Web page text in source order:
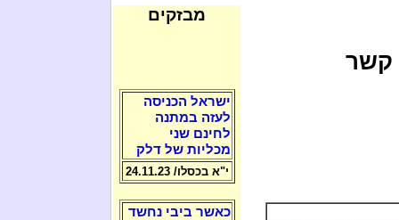
קשר
מבזקים
ישראל הכניסה
לעזה במתנה
לחינם שני
מכליות של דלק
י"א בכסלו/ 24.11.23
כאשר ביבי נחשד